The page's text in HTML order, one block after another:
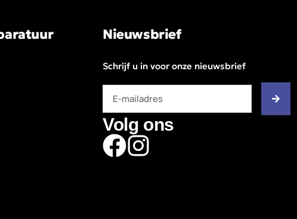
Nieuwsbrief
Schrijf u in voor onze nieuwsbrief
Volg ons